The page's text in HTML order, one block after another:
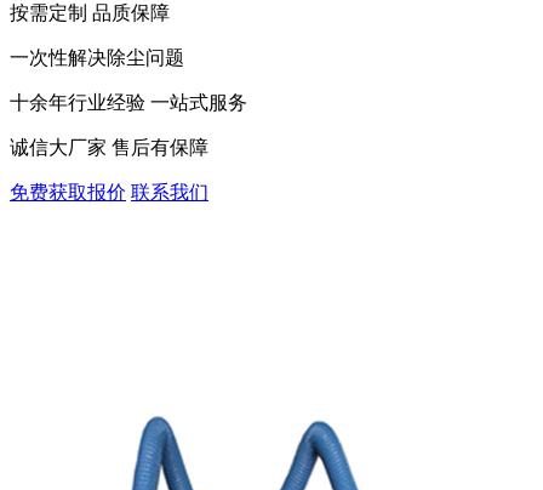
按需定制 品质保障
一次性解决除尘问题
十余年行业经验 一站式服务
诚信大厂家 售后有保障
免费获取报价 联系我们